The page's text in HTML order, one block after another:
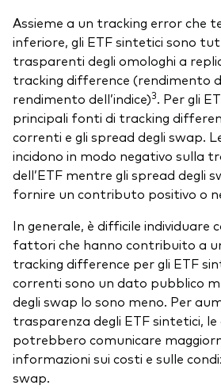
Assieme a un tracking error che
inferiore, gli ETF sintetici sono
trasparenti degli omologhi a
tracking difference (rendimento
rendimento dell’indice)3. Per gli
principali fonti di tracking
correnti e gli spread degli swap.
incidono in modo negativo sulla
dell’ETF mentre gli spread degli
fornire un contributo positivo o
In generale, è difficile individuare
fattori che hanno contribuito a
tracking difference per gli ETF
correnti sono un dato pubblico
degli swap lo sono meno. Per
trasparenza degli ETF sintetici,
potrebbero comunicare
informazioni sui costi e sulle
swap.